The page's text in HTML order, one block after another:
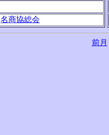
名商協総会
前月